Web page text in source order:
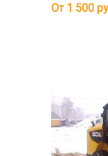
От 1 500